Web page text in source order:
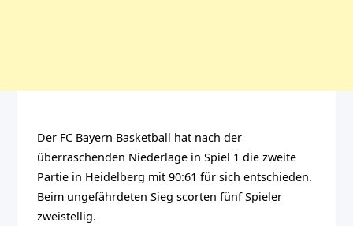
Der FC Bayern Basketball hat nach der
überraschenden Niederlage in Spiel 1 die zweite
Partie in Heidelberg mit 90:61 für sich entschieden.
Beim ungefährdeten Sieg scorten fünf Spieler
zweistellig.